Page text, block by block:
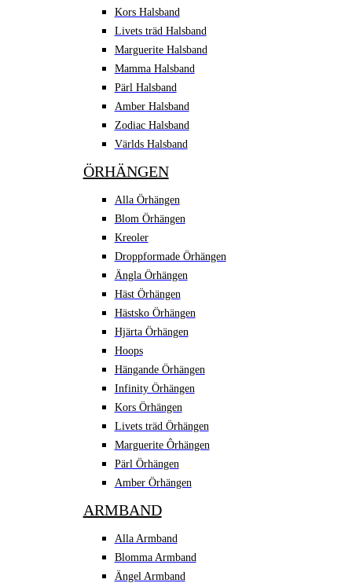
Kors Halsband
Livets träd Halsband
Marguerite Halsband
Mamma Halsband
Pärl Halsband
Amber Halsband
Zodiac Halsband
Världs Halsband
ÖRHÄNGEN
Alla Örhängen
Blom Örhängen
Kreoler
Droppformade Örhängen
Ängla Örhängen
Häst Örhängen
Hästsko Örhängen
Hjärta Örhängen
Hoops
Hängande Örhängen
Infinity Örhängen
Kors Örhängen
Livets träd Örhängen
Marguerite Ôrhängen
Pärl Örhängen
Amber Örhängen
ARMBAND
Alla Armband
Blomma Armband
Ängel Armband